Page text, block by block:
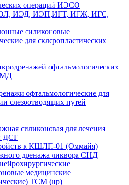
операций ИЭСО
ИЭД, ИЭП,ИГТ, ИГЖ, ИГС,
силиконовые
для склеропластических
офтальмологических
МД
офтальмологические для
слезоотводящих путей
силиконовая для лечения
ДСГ
к КШЛП-01 (Оммайя)
дренажа ликвора СНД
медицинские
ТСМ (нр)